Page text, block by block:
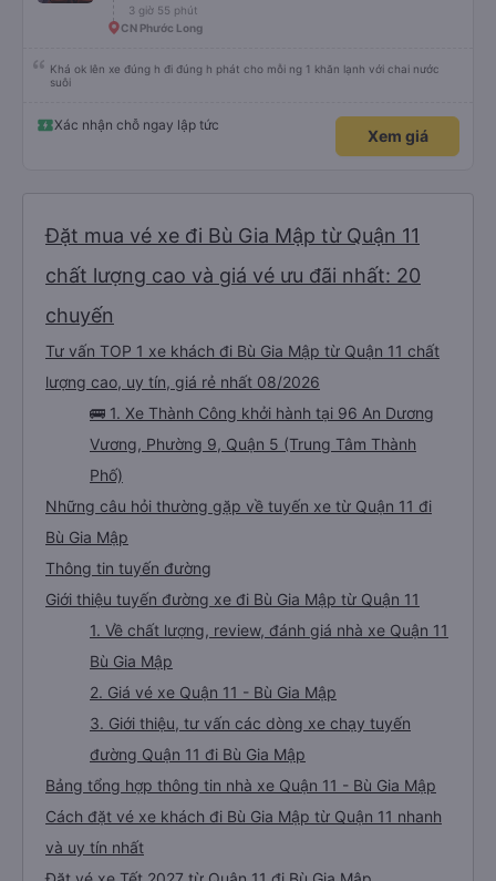
3 giờ 55 phút
CN Phước Long
Khá ok lên xe đúng h đi đúng h phát cho mỗi ng 1 khăn lạnh với chai nước
suôi
Xác nhận chỗ ngay lập tức
Xem giá
Đặt mua vé xe đi Bù Gia Mập từ Quận 11
chất lượng cao và giá vé ưu đãi nhất: 20
chuyến
Tư vấn TOP 1 xe khách đi Bù Gia Mập từ Quận 11 chất
lượng cao, uy tín, giá rẻ nhất 08/2026
🚌 1. Xe Thành Công khởi hành tại 96 An Dương
Vương, Phường 9, Quận 5 (Trung Tâm Thành
Phố)
Những câu hỏi thường gặp về tuyến xe từ Quận 11 đi
Bù Gia Mập
Thông tin tuyến đường
Giới thiệu tuyến đường xe đi Bù Gia Mập từ Quận 11
1. Về chất lượng, review, đánh giá nhà xe Quận 11
Bù Gia Mập
2. Giá vé xe Quận 11 - Bù Gia Mập
3. Giới thiệu, tư vấn các dòng xe chạy tuyến
đường Quận 11 đi Bù Gia Mập
Bảng tổng hợp thông tin nhà xe Quận 11 - Bù Gia Mập
Cách đặt vé xe khách đi Bù Gia Mập từ Quận 11 nhanh
và uy tín nhất